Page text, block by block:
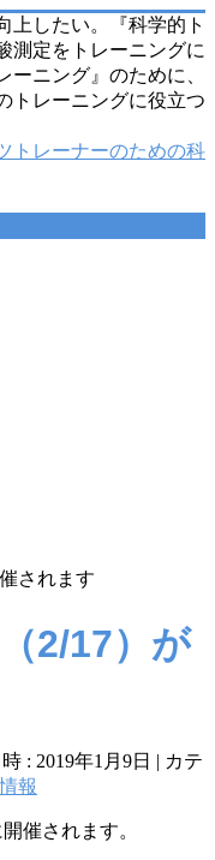
上したい。『科学的ト
測定をトレーニングに
ニング』のために、
トレーニングに役立つ
されます
2/17）が
: 2019年1月9日
カテ
報
催されます。